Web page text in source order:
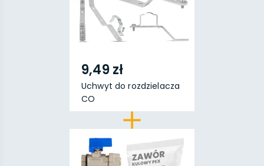
9,49 zł
Uchwyt do rozdzielacza
CO